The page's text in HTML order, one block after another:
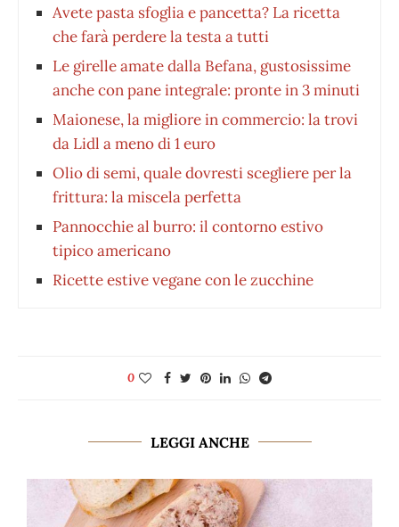
Avete pasta sfoglia e pancetta? La ricetta
che farà perdere la testa a tutti
Le girelle amate dalla Befana, gustosissime
anche con pane integrale: pronte in 3 minuti
Maionese, la migliore in commercio: la trovi
da Lidl a meno di 1 euro
Olio di semi, quale dovresti scegliere per la
frittura: la miscela perfetta
Pannocchie al burro: il contorno estivo
tipico americano
Ricette estive vegane con le zucchine
0
LEGGI ANCHE